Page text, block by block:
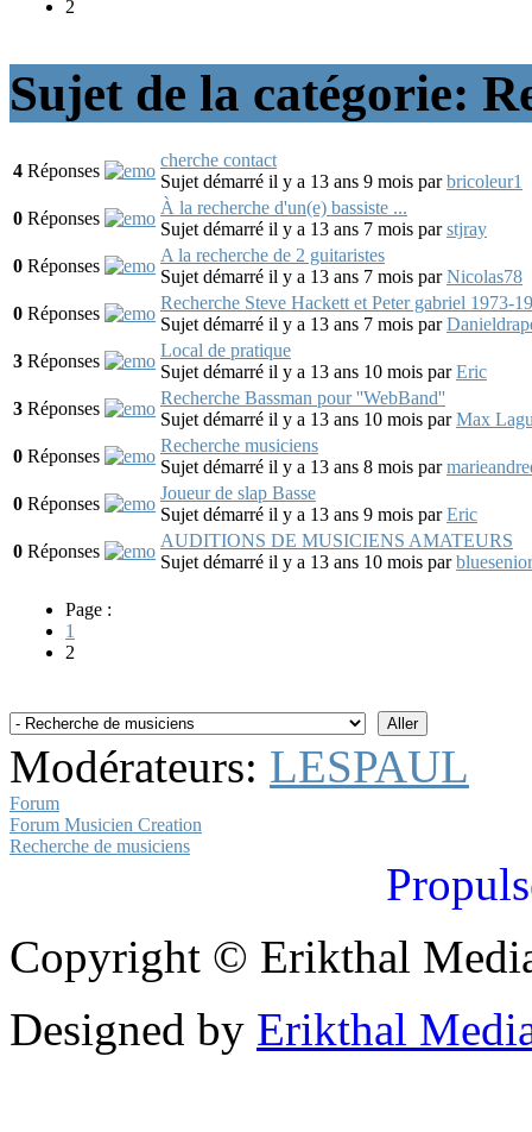
2
Sujet de la catégorie:
4 Réponses
cherche contact
Sujet démarré il y a 13 ans 9 mois parbricoleur1
0 Réponses
À la recherche d'un(e) bassiste ...
Sujet démarré il y a 13 ans 7 mois parstjray
0 Réponses
A la recherche de 2 guitaristes
Sujet démarré il y a 13 ans 7 mois parNicolas78
0 Réponses
Recherche Steve Hackett et Peter gabriel 1973-
Sujet démarré il y a 13 ans 7 mois par
3 Réponses
Local de pratique
Sujet démarré il y a 13 ans 10 mois parEric
3 Réponses
Recherche Bassman pour ''WebBand''
Sujet démarré il y a 13 ans 10 mois parMax
0 Réponses
Recherche musiciens
Sujet démarré il y a 13 ans 8 mois par
0 Réponses
Joueur de slap Basse
Sujet démarré il y a 13 ans 9 mois parEric
0 Réponses
AUDITIONS DE MUSICIENS AMATEURS
Sujet démarré il y a 13 ans 10 mois par
Page :
1
2
Modérateurs: LESPAUL
Forum
Forum Musicien Creation
Recherche de musiciens
Copyright © Erikthal
Designed by Erikthal